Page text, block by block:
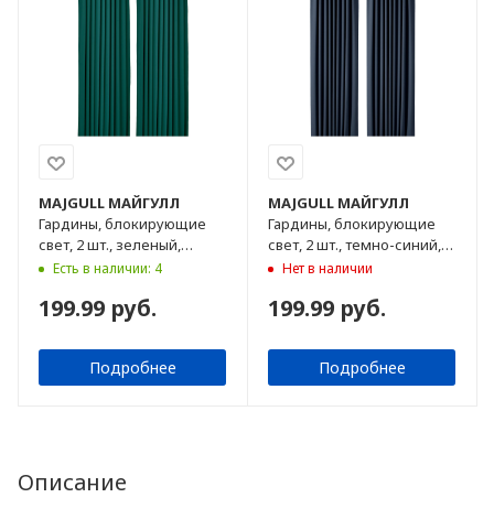
MAJGULL МАЙГУЛЛ
Гардины, блокирующие
свет, 2 шт., зеленый,
145x300 см
Есть в наличии: 4
199.99 руб.
Подробнее
MAJGULL МАЙГУЛЛ
Гардины, блокирующие
свет, 2 шт., темно-синий,
145x300 см
Нет в наличии
199.99 руб.
Подробнее
Описание